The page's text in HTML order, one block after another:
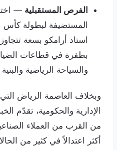
الفرص المستقبلية —
بطفرة في قطاعات
والسياحة الرياضية والبنية
وبخلاف العاصمة الرياض
الإدارية والحكومية، تقدّم
من القرب من العملاء
أكثر اعتدالاً في كثير من